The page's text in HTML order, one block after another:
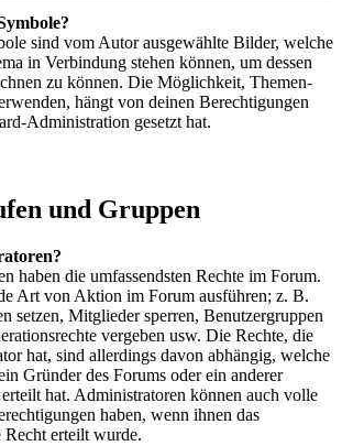
sind vom Autor ausgewählte Bilder, welche
in Verbindung stehen können, um dessen
zu können. Die Möglichkeit, Themen-
hängt von deinen Berechtigungen
Administration gesetzt hat.
und Gruppen
haben die umfassendsten Rechte im Forum.
Art von Aktion im Forum ausführen; z. B.
setzen, Mitglieder sperren, Benutzergruppen
vergeben usw. Die Rechte, die
hat, sind allerdings davon abhängig, welche
Gründer des Forums oder ein anderer
hat. Administratoren können auch volle
haben, wenn ihnen das
Recht erteilt wurde.